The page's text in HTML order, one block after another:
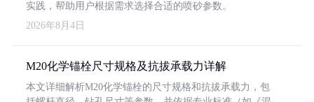
实践，帮助用户根据需求选择合适的喷砂参数。
2026年8月4日
M20化学锚栓尺寸规格及抗拔承载力详解
本文详细解析M20化学锚栓的尺寸规格和抗拔承载力，包